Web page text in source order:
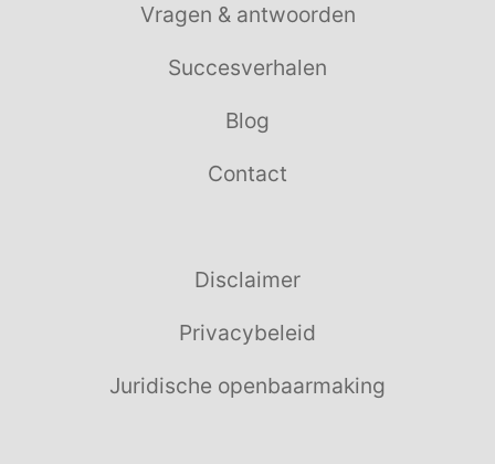
Vragen & antwoorden
Succesverhalen
Blog
Contact
Disclaimer
Privacybeleid
Juridische openbaarmaking